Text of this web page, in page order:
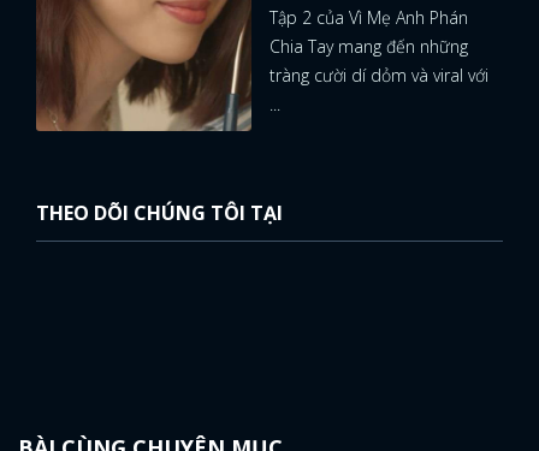
Tập 2 của Vì Mẹ Anh Phán
Chia Tay mang đến những
tràng cười dí dỏm và viral với
THEO DÕI CHÚNG TÔI TẠI